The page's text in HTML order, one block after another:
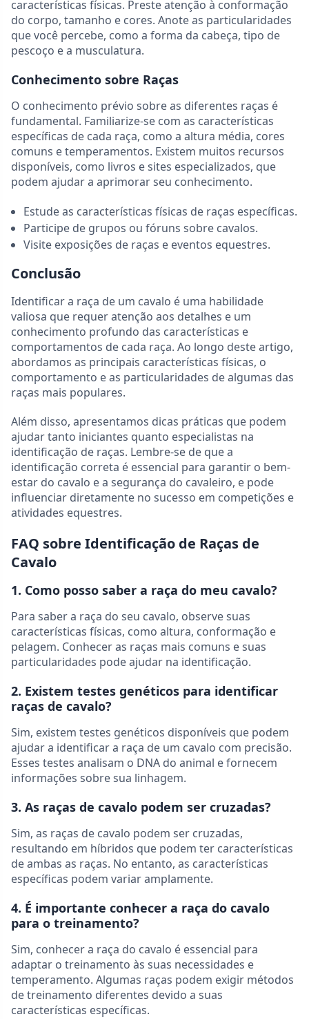
características físicas. Preste atenção à conformação
do corpo, tamanho e cores. Anote as particularidades
que você percebe, como a forma da cabeça, tipo de
pescoço e a musculatura.
Conhecimento sobre Raças
O conhecimento prévio sobre as diferentes raças é
fundamental. Familiarize-se com as características
específicas de cada raça, como a altura média, cores
comuns e temperamentos. Existem muitos recursos
disponíveis, como livros e sites especializados, que
podem ajudar a aprimorar seu conhecimento.
Estude as características físicas de raças específicas.
Participe de grupos ou fóruns sobre cavalos.
Visite exposições de raças e eventos equestres.
Conclusão
Identificar a raça de um cavalo é uma habilidade
valiosa que requer atenção aos detalhes e um
conhecimento profundo das características e
comportamentos de cada raça. Ao longo deste artigo,
abordamos as principais características físicas, o
comportamento e as particularidades de algumas das
raças mais populares.
Além disso, apresentamos dicas práticas que podem
ajudar tanto iniciantes quanto especialistas na
identificação de raças. Lembre-se de que a
identificação correta é essencial para garantir o bem-
estar do cavalo e a segurança do cavaleiro, e pode
influenciar diretamente no sucesso em competições e
atividades equestres.
FAQ sobre Identificação de Raças de
Cavalo
1. Como posso saber a raça do meu cavalo?
Para saber a raça do seu cavalo, observe suas
características físicas, como altura, conformação e
pelagem. Conhecer as raças mais comuns e suas
particularidades pode ajudar na identificação.
2. Existem testes genéticos para identificar
raças de cavalo?
Sim, existem testes genéticos disponíveis que podem
ajudar a identificar a raça de um cavalo com precisão.
Esses testes analisam o DNA do animal e fornecem
informações sobre sua linhagem.
3. As raças de cavalo podem ser cruzadas?
Sim, as raças de cavalo podem ser cruzadas,
resultando em híbridos que podem ter características
de ambas as raças. No entanto, as características
específicas podem variar amplamente.
4. É importante conhecer a raça do cavalo
para o treinamento?
Sim, conhecer a raça do cavalo é essencial para
adaptar o treinamento às suas necessidades e
temperamento. Algumas raças podem exigir métodos
de treinamento diferentes devido a suas
características específicas.